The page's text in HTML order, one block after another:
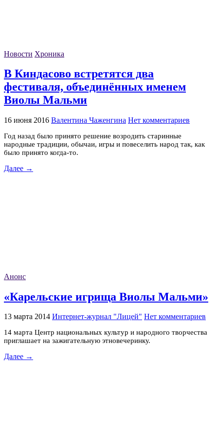
Новости Хроника
В Киндасово встретятся два
фестиваля, объединённых именем
Виолы Мальми
16 июня 2016 Валентина Чаженгина Нет комментариев
Год назад было принято решение возродить старинные
народные традиции, обычаи, игры и повеселить народ так, как
было принято когда-то.
Далее →
Анонс
«Карельские игрища Виолы Мальми»
13 марта 2014 Интернет-журнал "Лицей" Нет комментариев
14 марта Центр национальных культур и народного творчества
приглашает на зажигательную этновечеринку.
Далее →